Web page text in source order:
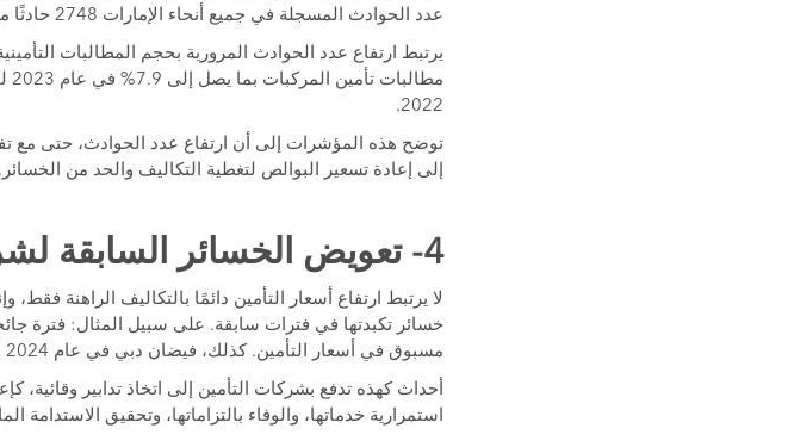
عدد الحوادث المسجلة في جميع أنحاء الإمارات 2748 حادثًا مروريًا.
يرتبط ارتفاع عدد الحوادث المرورية بحجم المطالبات
2022.
توضح هذه المؤشرات إلى أن ارتفاع عدد الحوادث، حتى مع
إلى إعادة تسعير البوالص لتغطية التكاليف والحد من الخسائر.
4- تعويض الخسائر السابقة لشركات التأمين
لا يرتبط ارتفاع أسعار التأمين دائمًا بالتكاليف الراهنة
خسائر تكبدتها في فترات سابقة. على سبيل المثال: فترة
مسبوق في أسعار التأمين. كذلك، فيضان دبي في عام 2024 الذي ألحق أضرارًا واسعة بالمركبات والممتلكات.
أحداث كهذه تدفع بشركات التأمين إلى اتخاذ تدابير
استمرارية خدماتها، والوفاء بالتزاماتها، وتحقيق الاستدامة